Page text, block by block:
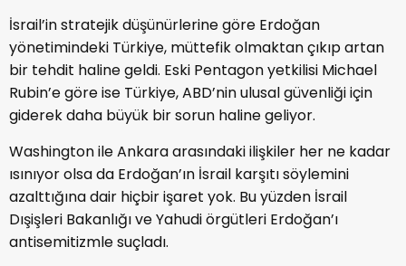
İsrail’in stratejik düşünürlerine göre Erdoğan
yönetimindeki Türkiye, müttefik olmaktan çıkıp artan
bir tehdit haline geldi. Eski Pentagon yetkilisi Michael
Rubin’e göre ise Türkiye, ABD’nin ulusal güvenliği için
giderek daha büyük bir sorun haline geliyor.
Washington ile Ankara arasındaki ilişkiler her ne kadar
ısınıyor olsa da Erdoğan’ın İsrail karşıtı söylemini
azalttığına dair hiçbir işaret yok. Bu yüzden İsrail
Dışişleri Bakanlığı ve Yahudi örgütleri Erdoğan’ı
antisemitizmle suçladı.